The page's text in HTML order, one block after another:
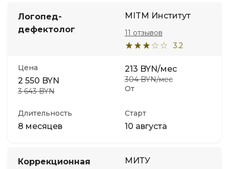
Логопед-
дефектолог
MITM Институт
3.2
11 отзывов
Цена
2 550 BYN
3 643 BYN От
213 BYN/мес
304 BYN/мес
Длительность
8 месяцев
Старт
10 августа
Коррекционная
МИТУ